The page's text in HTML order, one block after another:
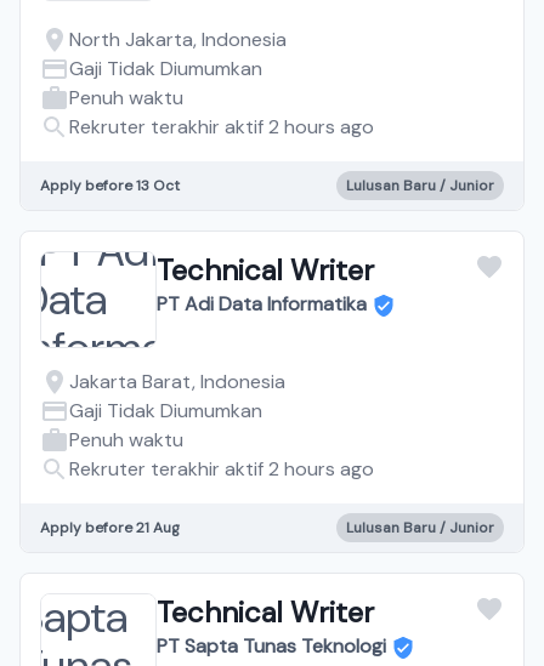
North Jakarta, Indonesia
Gaji Tidak Diumumkan
Penuh waktu
Rekruter terakhir aktif 2 hours ago
Apply before 13 Oct Lulusan Baru / Junior
Technical Writer
PT Adi Data Informatika
Jakarta Barat, Indonesia
Gaji Tidak Diumumkan
Penuh waktu
Rekruter terakhir aktif 2 hours ago
Apply before 21 Aug Lulusan Baru / Junior
Technical Writer
PT Sapta Tunas Teknologi